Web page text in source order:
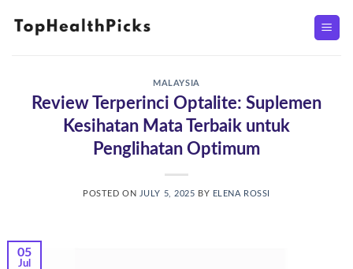
MALAYSIA
Review Terperinci Optalite: Suplemen
Kesihatan Mata Terbaik untuk
Penglihatan Optimum
POSTED ON JULY 5, 2025 BY ELENA ROSSI
05
Jul